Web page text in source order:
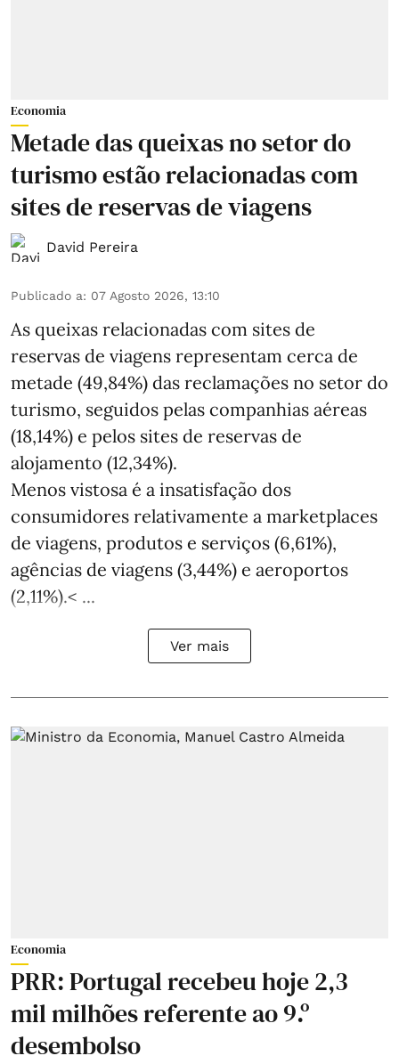
Economia
Metade das queixas no setor do
turismo estão relacionadas com
sites de reservas de viagens
David Pereira
Publicado a: 07 Agosto 2026, 13:10
As queixas relacionadas com sites de
reservas de viagens representam cerca de
metade (49,84%) das reclamações no setor do
turismo, seguidos pelas companhias aéreas
(18,14%) e pelos sites de reservas de
alojamento (12,34%).
Menos vistosa é a insatisfação dos
consumidores relativamente a marketplaces
de viagens, produtos e serviços (6,61%),
agências de viagens (3,44%) e aeroportos
(2,11%).< ...
Ver mais
Economia
PRR: Portugal recebeu hoje 2,3
mil milhões referente ao 9.º
desembolso